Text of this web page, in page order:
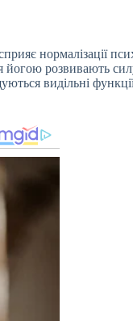
нормалізації
йогою розвивають
видільні